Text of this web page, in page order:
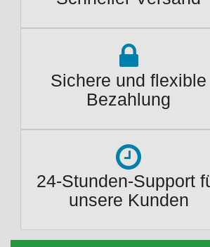
Sichere und flexible
Bezahlung
24-Stunden-Support
unsere Kunden